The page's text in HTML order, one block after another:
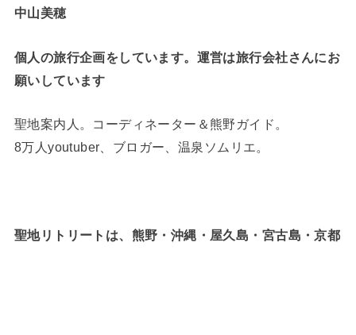
中山美穂
個人の旅行企画をしています。運営は旅行会社さんにお
願いしています
聖地案内人。コーディネーター＆熊野ガイド。
8万人youtuber、ブロガー、温泉ソムリエ。
聖地リトリートは、熊野・沖縄・屋久島・宮古島・京都